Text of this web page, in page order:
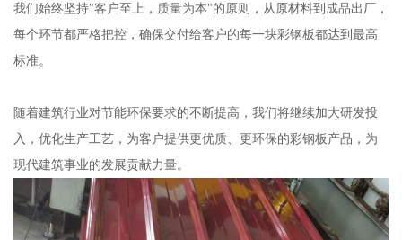
我们始终坚持"客户至上，质量为本"的原则，从原材料到成品出厂，
每个环节都严格把控，确保交付给客户的每一块彩钢板都达到最高
标准。
随着建筑行业对节能环保要求的不断提高，我们将继续加大研发投
入，优化生产工艺，为客户提供更优质、更环保的彩钢板产品，为
现代建筑事业的发展贡献力量。